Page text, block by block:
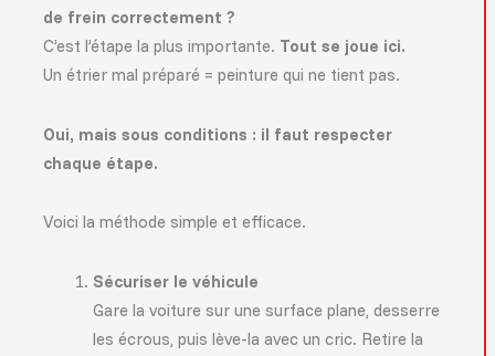
de frein correctement ?
C’est l’étape la plus importante. Tout se joue ici.
Un étrier mal préparé = peinture qui ne tient pas.
Oui, mais sous conditions : il faut respecter
chaque étape.
Voici la méthode simple et efficace.
Sécuriser le véhicule
Gare la voiture sur une surface plane, desserre
les écrous, puis lève-la avec un cric. Retire la